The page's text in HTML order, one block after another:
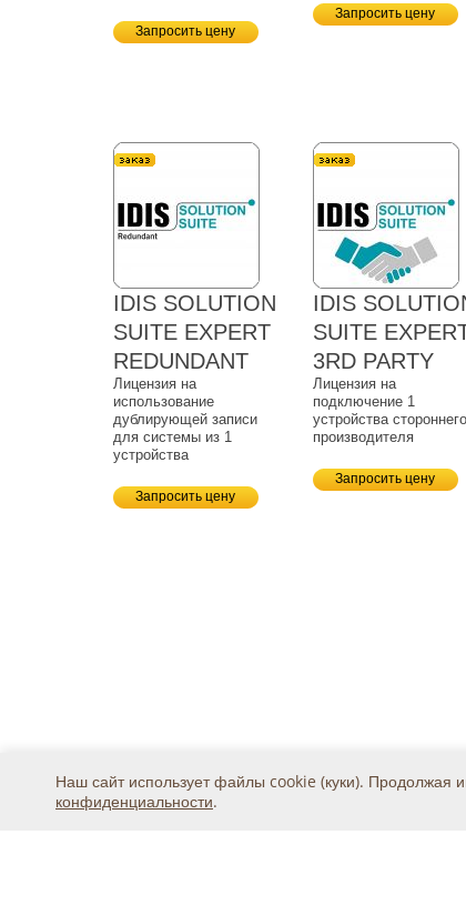
Запросить цену
Запросить цену
IDIS SOLUTION
SUITE EXPERT
REDUNDANT
Лицензия на
использование
дублирующей записи
для системы из 1
устройства
Запросить цену
IDIS
SUITE
3RD PARTY
Лицензия на
подключение 1
устройства стороннего
производителя
Запросить цену
Наш сайт использует файлы cookie (куки). Продолжая
конфиденциальности.